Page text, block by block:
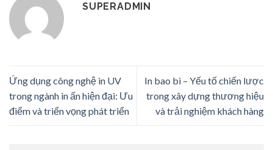
SUPERADMIN
Ứng dụng công nghệ in UV
trong ngành in ấn hiện đại: Ưu
điểm và triển vọng phát triển
In bao bì – Yếu tố chiến lược
trong xây dựng thương hiệu
và trải nghiệm khách hàng